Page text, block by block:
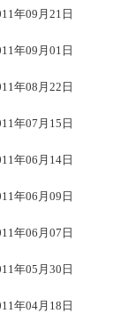
年09月21日
年09月01日
年08月22日
年07月15日
年06月14日
年06月09日
年06月07日
年05月30日
年04月18日